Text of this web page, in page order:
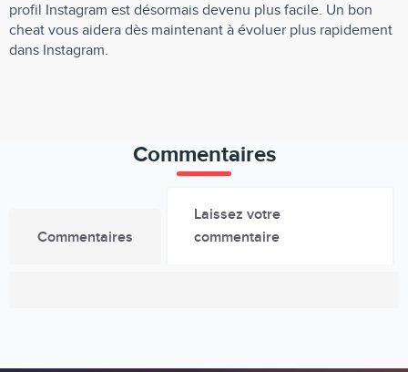
profil Instagram est désormais devenu plus facile. Un bon
cheat vous aidera dès maintenant à évoluer plus rapidement
dans Instagram.
Commentaires
Commentaires
Laissez votre
commentaire